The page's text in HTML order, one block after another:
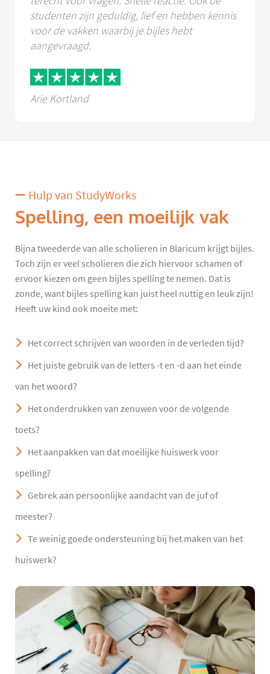
studenten zijn geduldig, lief en hebben kennis
voor de vakken waarbij je bijles hebt
aangevraagd.
Arie Kortland
Hulp van StudyWorks
Spelling, een moeilijk vak
Bijna tweederde van alle scholieren in Blaricum krijgt bijles.
Toch zijn er veel scholieren die zich hiervoor schamen of
ervoor kiezen om geen bijles spelling te nemen. Dat is
zonde, want bijles spelling kan juist heel nuttig en leuk zijn!
Heeft uw kind ook moeite met:
Het correct schrijven van woorden in de verleden tijd?
Het juiste gebruik van de letters -t en -d aan het einde
van het woord?
Het onderdrukken van zenuwen voor de volgende
toets?
Het aanpakken van dat moeilijke huiswerk voor
spelling?
Gebrek aan persoonlijke aandacht van de juf of
meester?
Te weinig goede ondersteuning bij het maken van het
huiswerk?